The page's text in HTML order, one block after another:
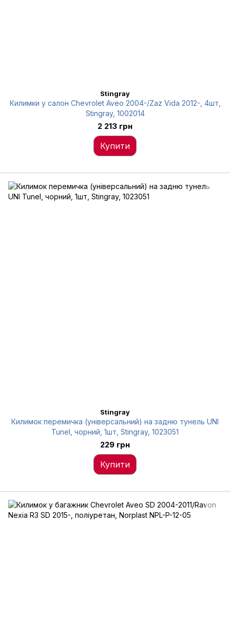
Stingray
Килимки у салон Chevrolet Aveo 2004-/Zaz Vida 2012-, 4шт,
Stingray, 1002014
2 213 грн
Купити
Stingray
Килимок перемичка (універсальний) на задню тунель UNI
Tunel, чорний, 1шт, Stingray, 1023051
229 грн
Купити